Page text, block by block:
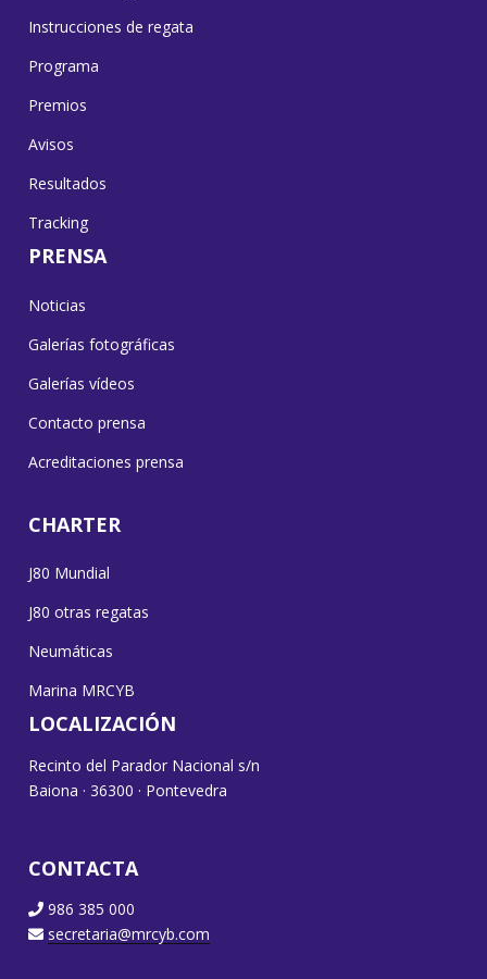
Instrucciones de regata
Programa
Premios
Avisos
Resultados
Tracking
PRENSA
Noticias
Galerías fotográficas
Galerías vídeos
Contacto prensa
Acreditaciones prensa
CHARTER
J80 Mundial
J80 otras regatas
Neumáticas
Marina MRCYB
LOCALIZACIÓN
Recinto del Parador Nacional s/n
Baiona · 36300 · Pontevedra
CONTACTA
986 385 000
secretaria@mrcyb.com